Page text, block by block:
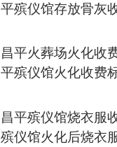
平殡仪馆存放骨灰
昌平火葬场火化收
平殡仪馆火化收费
昌平殡仪馆烧衣服
殡仪馆火化后烧衣